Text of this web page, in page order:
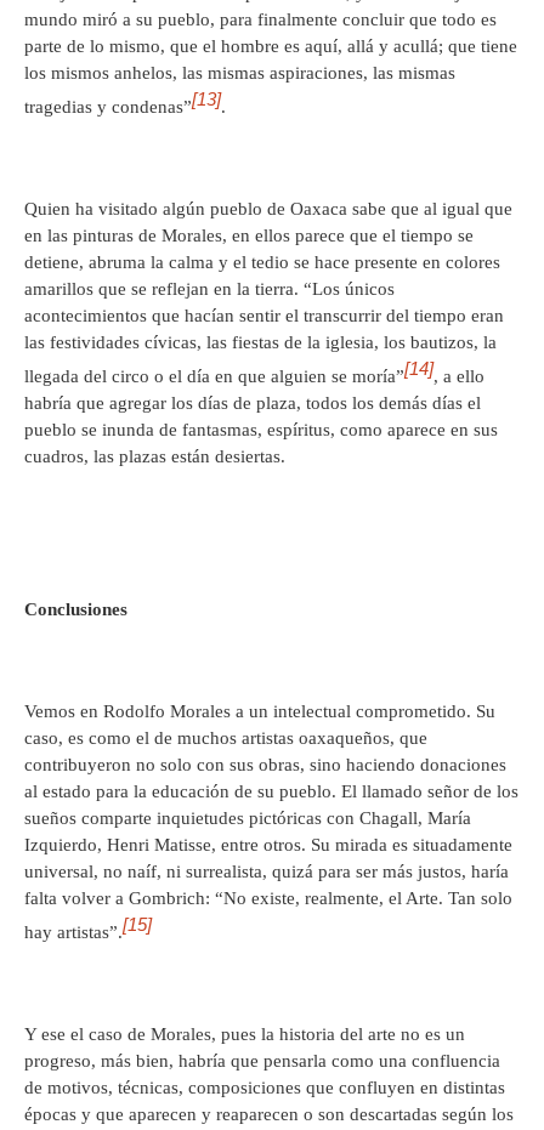
mundo miró a su pueblo, para finalmente concluir que todo es
parte de lo mismo, que el hombre es aquí, allá y acullá; que tiene
los mismos anhelos, las mismas aspiraciones, las mismas
tragedias y condenas”[13].
Quien ha visitado algún pueblo de Oaxaca sabe que al igual que
en las pinturas de Morales, en ellos parece que el tiempo se
detiene, abruma la calma y el tedio se hace presente en colores
amarillos que se reflejan en la tierra. “Los únicos
acontecimientos que hacían sentir el transcurrir del tiempo eran
las festividades cívicas, las fiestas de la iglesia, los bautizos, la
llegada del circo o el día en que alguien se moría”[14], a ello
habría que agregar los días de plaza, todos los demás días el
pueblo se inunda de fantasmas, espíritus, como aparece en sus
cuadros, las plazas están desiertas.
Conclusiones
Vemos en Rodolfo Morales a un intelectual comprometido. Su
caso, es como el de muchos artistas oaxaqueños, que
contribuyeron no solo con sus obras, sino haciendo donaciones
al estado para la educación de su pueblo. El llamado señor de los
sueños comparte inquietudes pictóricas con Chagall, María
Izquierdo, Henri Matisse, entre otros. Su mirada es situadamente
universal, no naíf, ni surrealista, quizá para ser más justos, haría
falta volver a Gombrich: “No existe, realmente, el Arte. Tan solo
hay artistas”.[15]
Y ese el caso de Morales, pues la historia del arte no es un
progreso, más bien, habría que pensarla como una confluencia
de motivos, técnicas, composiciones que confluyen en distintas
épocas y que aparecen y reaparecen o son descartadas según los